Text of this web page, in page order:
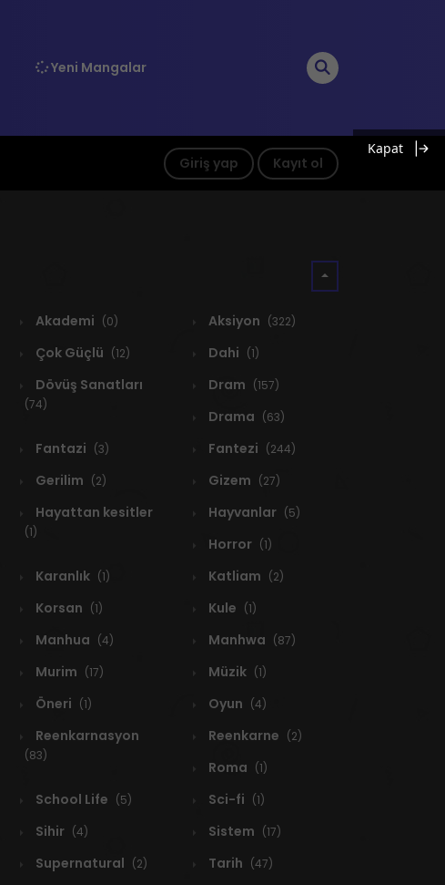
Yeni Mangalar
Giriş yap Kayıt ol
Akademi (0) Aksiyon (322)
Çok Güçlü (12) Dahi (1)
Dövüş Sanatları
(74)
Dram (157)
Drama (63)
Fantazi (3) Fantezi (244)
Gerilim (2) Gizem (27)
Hayattan kesitler
(1)
Hayvanlar (5)
Horror (1)
Karanlık (1) Katliam (2)
Korsan (1) Kule (1)
Manhua (4) Manhwa (87)
Murim (17) Müzik (1)
Öneri (1) Oyun (4)
Reenkarnasyon
(83)
Reenkarne (2)
Roma (1)
School Life (5) Sci-fi (1)
Sihir (4) Sistem (17)
Supernatural (2) Tarih (47)
Kapat